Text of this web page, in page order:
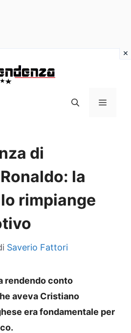
MENU
di
la
rimpiange
Saverio Fattori
rendendo conto
aveva Cristiano
era fondamentale per